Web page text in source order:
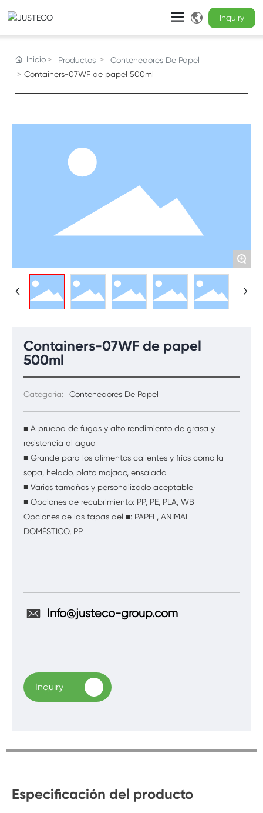
Inicio Productos
Contenedores De Papel
Containers-07WF de papel 500ml
+
Containers-07WF de papel
500ml
Categoría: Contenedores De Papel
■ A prueba de fugas y alto rendimiento de grasa y
resistencia al agua
■ Grande para los alimentos calientes y fríos como la
sopa, helado, plato mojado, ensalada
■ Varios tamaños y personalizado aceptable
■ Opciones de recubrimiento: PP, PE, PLA, WB
Opciones de las tapas del ■: PAPEL, ANIMAL
DOMÉSTICO, PP
Info@justeco-group.com
Inquiry
Especificación del producto